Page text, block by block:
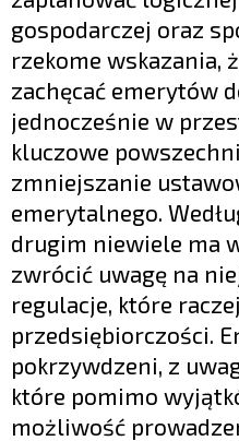
gospodarczej oraz
rzekome wskazania,
zachęcać emerytów
jednocześnie w
kluczowe
zmniejszanie
emerytalnego.
drugim niewiele ma
zwrócić uwagę na
regulacje, które
przedsiębiorczości.
pokrzywdzeni, z
które pomimo
możliwość